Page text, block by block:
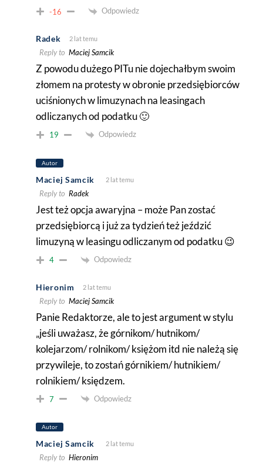
-16 Odpowiedz
Radek 2 lat temu
Reply to Maciej Samcik
Z powodu dużego PITu nie dojechałbym swoim
złomem na protesty w obronie przedsiębiorców
uciśnionych w limuzynach na leasingach
odliczanych od podatku 🙂
19 Odpowiedz
Autor
Maciej Samcik 2 lat temu
Reply to Radek
Jest też opcja awaryjna – może Pan zostać
przedsiębiorcą i już za tydzień też jeździć
limuzyną w leasingu odliczanym od podatku 😉
4 Odpowiedz
Hieronim 2 lat temu
Reply to Maciej Samcik
Panie Redaktorze, ale to jest argument w stylu
„jeśli uważasz, że górnikom/ hutnikom/
kolejarzom/ rolnikom/ księżom itd nie należą się
przywileje, to zostań górnikiem/ hutnikiem/
rolnikiem/ księdzem.
7 Odpowiedz
Autor
Maciej Samcik 2 lat temu
Reply to Hieronim